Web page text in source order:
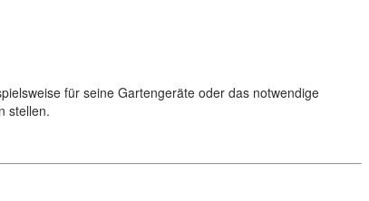
für seine Gartengeräte oder das notwendige
stellen.